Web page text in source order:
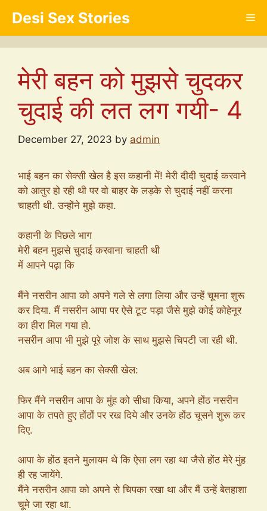
content
Desi Sex Stories
मेरी बहन को मुझसे चुदकर
चुदाई की लत लग गयी- 4
December 27, 2023 by admin
भाई बहन का सेक्सी खेल है इस कहानी में! मेरी दीदी चुदाई करवाने
को आतुर हो रही थी पर वो बाहर के लड़के से चुदाई नहीं करना
चाहती थी. उन्होंने मुझे कहा.
कहानी के पिछले भाग
मेरी बहन मुझसे चुदाई करवाना चाहती थी
में आपने पढ़ा कि
मैंने नसरीन आपा को अपने गले से लगा लिया और उन्हें चूमना शुरू
कर दिया. मैं नसरीन आपा पर ऐसे टूट पड़ा जैसे मुझे कोई कोहेनूर
का हीरा मिल गया हो.
नसरीन आपा भी मुझे पूरे जोश के साथ मुझसे चिपटी जा रही थी.
अब आगे भाई बहन का सेक्सी खेल:
फिर मैंने नसरीन आपा के मुंह को सीधा किया, अपने होंठ नसरीन
आपा के तपते हुए होंठों पर रख दिये और उनके होंठ चूसने शुरू कर
दिए.
आपा के होंठ इतने मुलायम थे कि ऐसा लग रहा था जैसे होंठ मेरे मुंह
ही रह जायेंगे.
मैंने नसरीन आपा को अपने से चिपका रखा था और मैं उन्हें बेतहाशा
चूमे जा रहा था.